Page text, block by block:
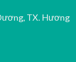
TX. Hương